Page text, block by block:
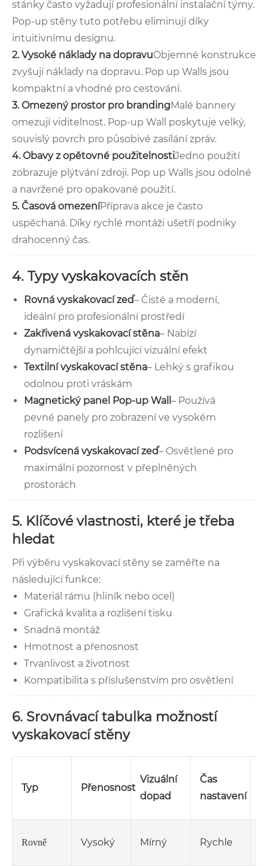
stánky často vyžadují profesionální instalační týmy.
Pop-up stěny tuto potřebu eliminují díky
intuitivnímu designu.
2. Vysoké náklady na dopravuObjemné konstrukce
zvyšují náklady na dopravu. Pop up Walls jsou
kompaktní a vhodné pro cestování.
3. Omezený prostor pro brandingMalé bannery
omezují viditelnost. Pop-up Wall poskytuje velký,
souvislý povrch pro působivé zasílání zpráv.
4. Obavy z opětovné použitelnostiJedno použití
zobrazuje plýtvání zdroji. Pop up Walls jsou odolné
a navržené pro opakované použití.
5. Časová omezeníPříprava akce je často
uspěchaná. Díky rychlé montáži ušetří podniky
drahocenný čas.
4. Typy vyskakovacích stěn
Rovná vyskakovací zeď– Čisté a moderní,
ideální pro profesionální prostředí
Zakřivená vyskakovací stěna– Nabízí
dynamičtější a pohlcující vizuální efekt
Textilní vyskakovací stěna– Lehký s grafikou
odolnou proti vráskám
Magnetický panel Pop-up Wall – Používá
pevné panely pro zobrazení ve vysokém
rozlišení
Podsvícená vyskakovací zeď– Osvětlené pro
maximální pozornost v přeplněných
prostorách
5. Klíčové vlastnosti, které je třeba
hledat
Při výběru vyskakovací stěny se zaměřte na
následující funkce:
Materiál rámu (hliník nebo ocel)
Grafická kvalita a rozlišení tisku
Snadná montáž
Hmotnost a přenosnost
Trvanlivost a životnost
Kompatibilita s příslušenstvím pro osvětlení
6. Srovnávací tabulka možností
vyskakovací stěny
Typ Přenosnost
Vizuální
dopad
Čas
nastavení
Rovně Vysoký Mírný Rychle